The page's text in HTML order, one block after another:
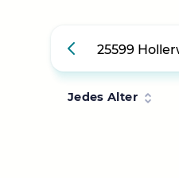
Jedes Alter